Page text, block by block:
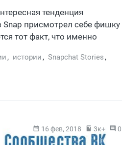
тенденция
Snap присмотрел себе фишку
тот факт, что именно
Instagram.
, истории, Snapchat Stories,
16 фев, 2018 3к+ 0